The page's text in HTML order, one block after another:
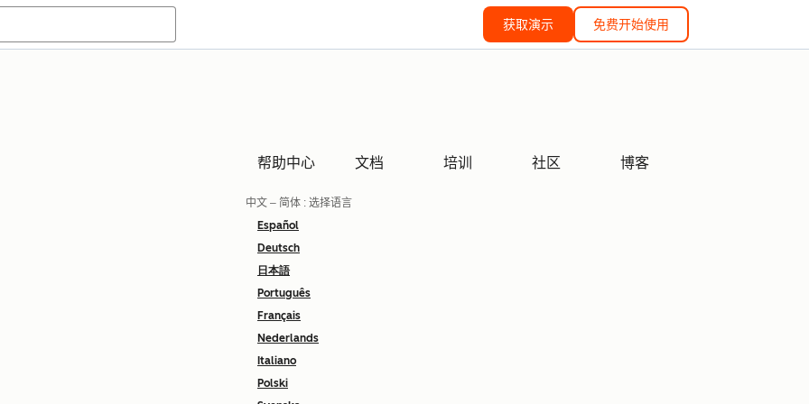
获取演示 免费开始使用
帮助中心 文档 培训 社区 博客
中文 – 简体 : 选择语言
Español
Deutsch
日本語
Português
Français
Nederlands
Italiano
Polski